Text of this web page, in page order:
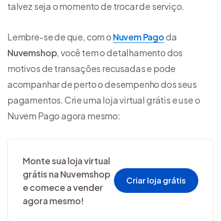
talvez seja o momento de trocar de serviço.
Lembre-se de que, com o Nuvem Pagoda
Nuvemshop, você tem o detalhamento dos
motivos de transações recusadas e pode
acompanhar de perto o desempenho dos seus
pagamentos. Crie uma loja virtual grátis e use o
Nuvem Pago agora mesmo:
Monte sua loja virtual
grátis na Nuvemshop
e comece a vender
agora mesmo!
Criar loja grátis